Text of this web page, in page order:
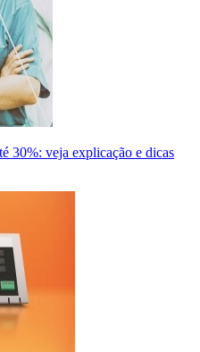
30%: veja explicação e dicas